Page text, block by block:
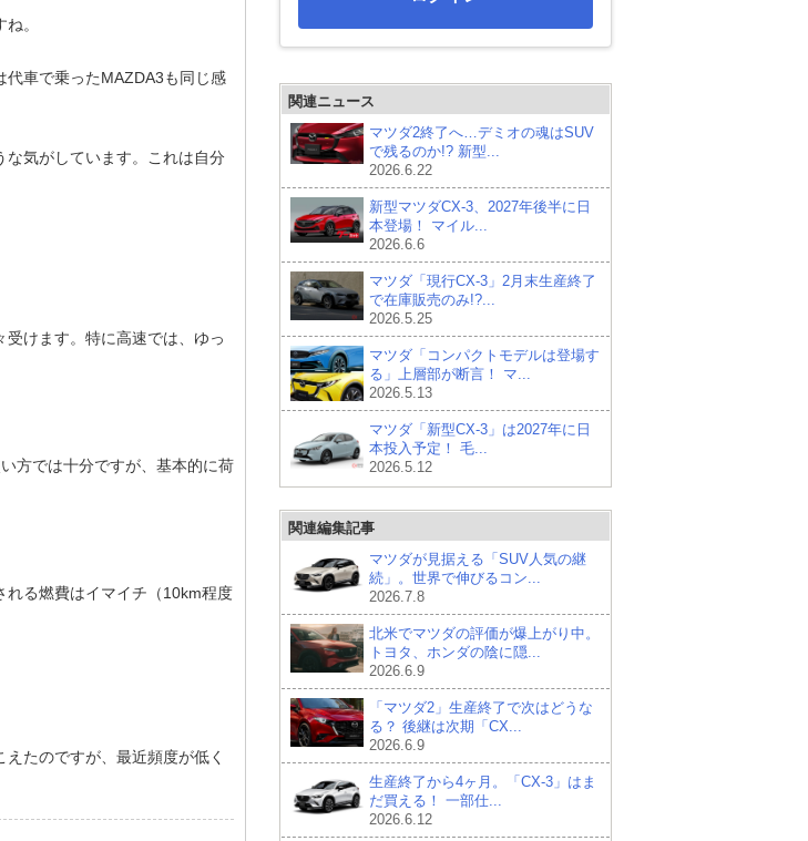
。
代車で乗ったMAZDA3も同じ感
気がしています。これは自分
けます。特に高速では、ゆっ
方では十分ですが、基本的に荷
れる燃費はイマイチ（10km程度
たのですが、最近頻度が低く
関連ニュース
マツダ2終了へ…デミオの魂はSUV
で残るのか!? 新型...
2026.6.22
新型マツダCX-3、2027年後半に日
本登場！ マイル...
2026.6.6
マツダ「現行CX-3」2月末生産終了
で在庫販売のみ!?...
2026.5.25
マツダ「コンパクトモデルは登場す
る」上層部が断言！ マ...
2026.5.13
マツダ「新型CX-3」は2027年に日
本投入予定！ 毛...
2026.5.12
関連編集記事
マツダが見据える「SUV人気の継
続」。世界で伸びるコン...
2026.7.8
北米でマツダの評価が爆上がり中。
トヨタ、ホンダの陰に隠...
2026.6.9
「マツダ2」生産終了で次はどうな
る？ 後継は次期「CX...
2026.6.9
生産終了から4ヶ月。「CX-3」はま
だ買える！ 一部仕...
2026.6.12